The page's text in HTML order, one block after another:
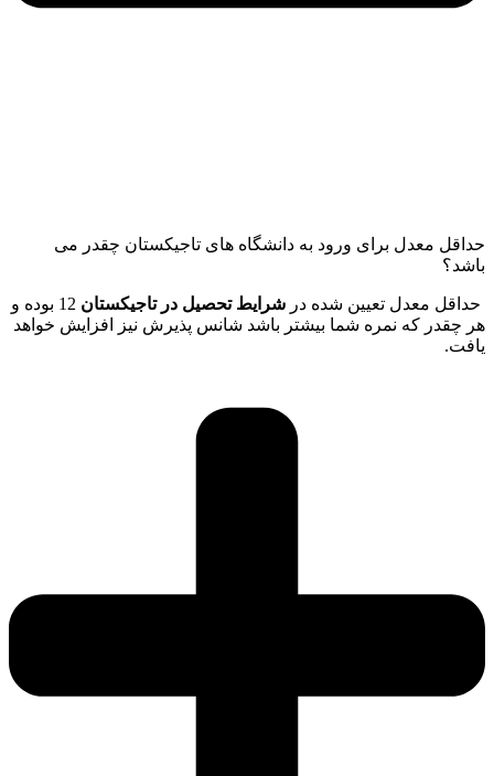
حداقل معدل برای ورود به دانشگاه های تاجیکستان چقدر می
باشد؟
حداقل معدل تعیین شده در شرایط تحصیل در تاجیکستان
12 بوده و
هر چقدر که نمره شما بیشتر باشد شانس پذیرش نیز افزایش خواهد
یافت.